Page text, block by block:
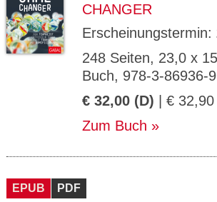
CHANGER
Erscheinungstermin:
248 Seiten, 23,0 x
Buch, 978-3-86936-
€ 32,00 (D) | €
Zum Buch
EPUB PDF